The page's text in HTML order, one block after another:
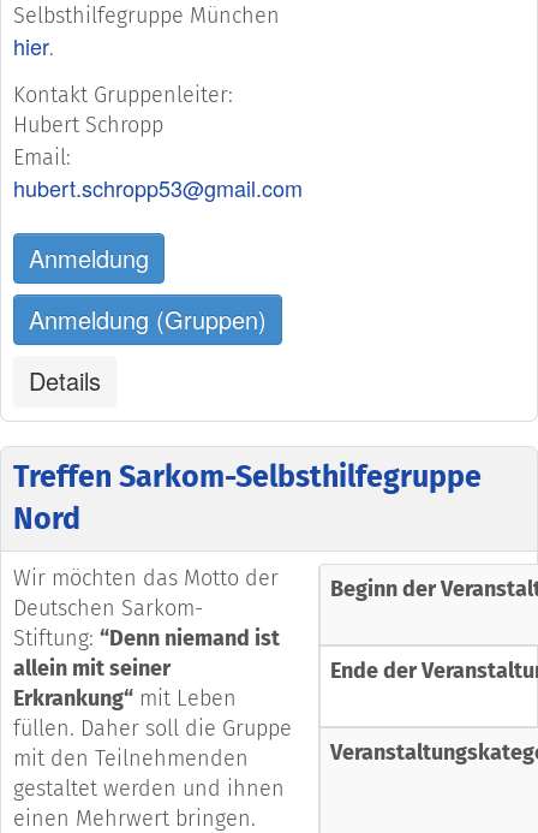
Selbsthilfegruppe München
hier.
Kontakt Gruppenleiter:
Hubert Schropp
Email:
hubert.schropp53@gmail.com
Anmeldung
Anmeldung (Gruppen)
Details
Treffen Sarkom-Selbsthilfegruppe
Nord
Wir möchten das Motto der
Deutschen Sarkom-
Stiftung: “Denn niemand ist
allein mit seiner
Erkrankung“ mit Leben
füllen. Daher soll die Gruppe
mit den Teilnehmenden
gestaltet werden und ihnen
einen Mehrwert bringen.
Beginn der
Ende der